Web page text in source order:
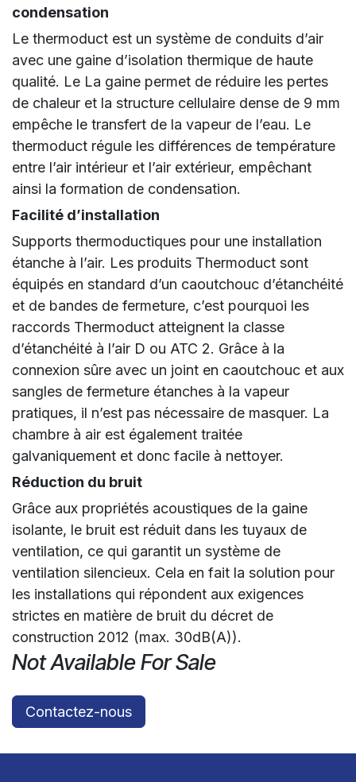
condensation
Le thermoduct est un système de conduits d’air
avec une gaine d’isolation thermique de haute
qualité. Le La gaine permet de réduire les pertes
de chaleur et la structure cellulaire dense de 9 mm
empêche le transfert de la vapeur de l’eau. Le
thermoduct régule les différences de température
entre l’air intérieur et l’air extérieur, empêchant
ainsi la formation de condensation.
Facilité d’installation
Supports thermoductiques pour une installation
étanche à l’air. Les produits Thermoduct sont
équipés en standard d’un caoutchouc d’étanchéité
et de bandes de fermeture, c’est pourquoi les
raccords Thermoduct atteignent la classe
d’étanchéité à l’air D ou ATC 2. Grâce à la
connexion sûre avec un joint en caoutchouc et aux
sangles de fermeture étanches à la vapeur
pratiques, il n’est pas nécessaire de masquer. La
chambre à air est également traitée
galvaniquement et donc facile à nettoyer.
Réduction du bruit
Grâce aux propriétés acoustiques de la gaine
isolante, le bruit est réduit dans les tuyaux de
ventilation, ce qui garantit un système de
ventilation silencieux. Cela en fait la solution pour
les installations qui répondent aux exigences
strictes en matière de bruit du décret de
construction 2012 (max. 30dB(A)).
Not Available For Sale
Contactez-nous